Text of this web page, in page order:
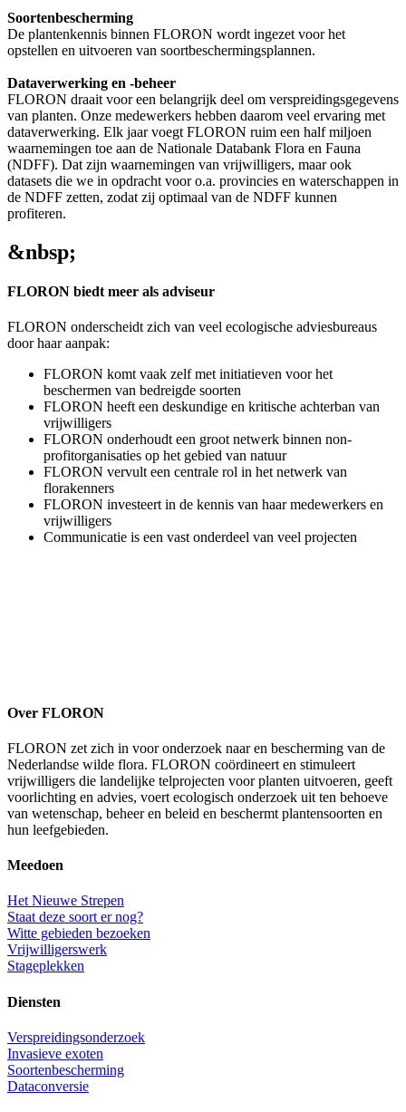
Soortenbescherming
De plantenkennis binnen FLORON wordt ingezet voor het
opstellen en uitvoeren van soortbeschermingsplannen.
Dataverwerking en -beheer
FLORON draait voor een belangrijk deel om verspreidingsgegevens
van planten. Onze medewerkers hebben daarom veel ervaring met
dataverwerking. Elk jaar voegt FLORON ruim een half miljoen
waarnemingen toe aan de Nationale Databank Flora en Fauna
(NDFF). Dat zijn waarnemingen van vrijwilligers, maar ook
datasets die we in opdracht voor o.a. provincies en waterschappen in
de NDFF zetten, zodat zij optimaal van de NDFF kunnen
profiteren.
&nbsp;
FLORON biedt meer als adviseur
FLORON onderscheidt zich van veel ecologische adviesbureaus
door haar aanpak:
FLORON komt vaak zelf met initiatieven voor het
beschermen van bedreigde soorten
FLORON heeft een deskundige en kritische achterban van
vrijwilligers
FLORON onderhoudt een groot netwerk binnen non-
profitorganisaties op het gebied van natuur
FLORON vervult een centrale rol in het netwerk van
florakenners
FLORON investeert in de kennis van haar medewerkers en
vrijwilligers
Communicatie is een vast onderdeel van veel projecten
Over FLORON
FLORON zet zich in voor onderzoek naar en bescherming van de
Nederlandse wilde flora. FLORON coördineert en stimuleert
vrijwilligers die landelijke telprojecten voor planten uitvoeren, geeft
voorlichting en advies, voert ecologisch onderzoek uit ten behoeve
van wetenschap, beheer en beleid en beschermt plantensoorten en
hun leefgebieden.
Meedoen
Het Nieuwe Strepen
Staat deze soort er nog?
Witte gebieden bezoeken
Vrijwilligerswerk
Stageplekken
Diensten
Verspreidingsonderzoek
Invasieve exoten
Soortenbescherming
Dataconversie